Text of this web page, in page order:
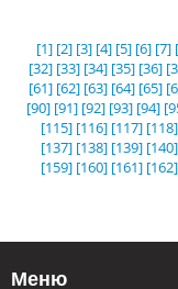
[1] [2] [3] [4] [5] [6] [7]
[32] [33] [34] [35] [36]
[61] [62] [63] [64] [65]
[90] [91] [92] [93] [94]
[115] [116] [117] [118]
[137] [138] [139] [140]
[159] [160] [161] [162]
Меню